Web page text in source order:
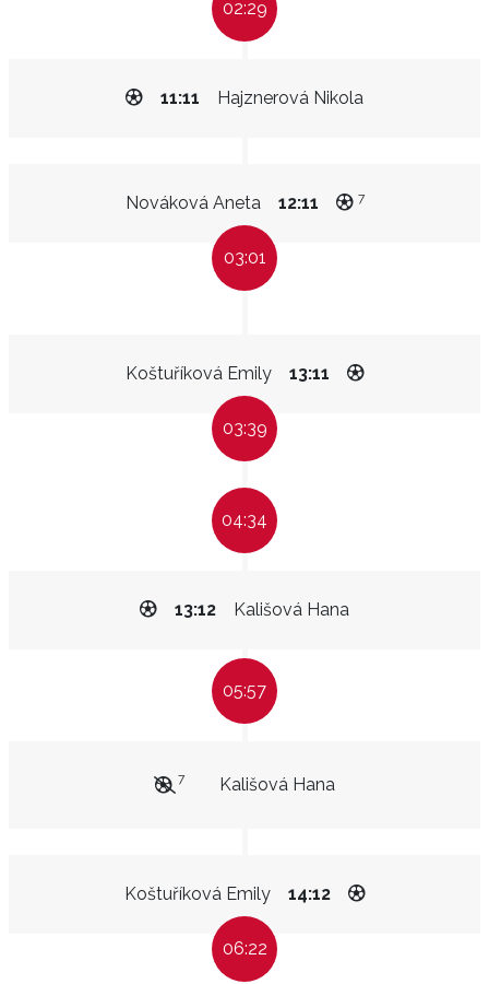
02:29
Hajznerová Nikola
11:11
Nováková Aneta 12:11 7
03:01
Koštuříková Emily 13:11
03:39
04:34
Kališová Hana
13:12
05:57
Kališová Hana
7
Koštuříková Emily 14:12
06:22